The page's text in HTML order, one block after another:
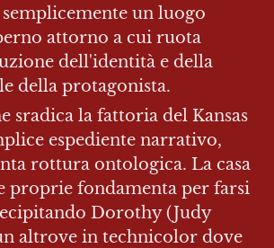
semplicemente un luogo
attorno a cui ruota
dell'identità e della
della protagonista.
sradica la fattoria del Kansas
espediente narrativo,
rottura ontologica. La casa
proprie fondamenta per farsi
Dorothy (Judy
altrove in technicolor dove